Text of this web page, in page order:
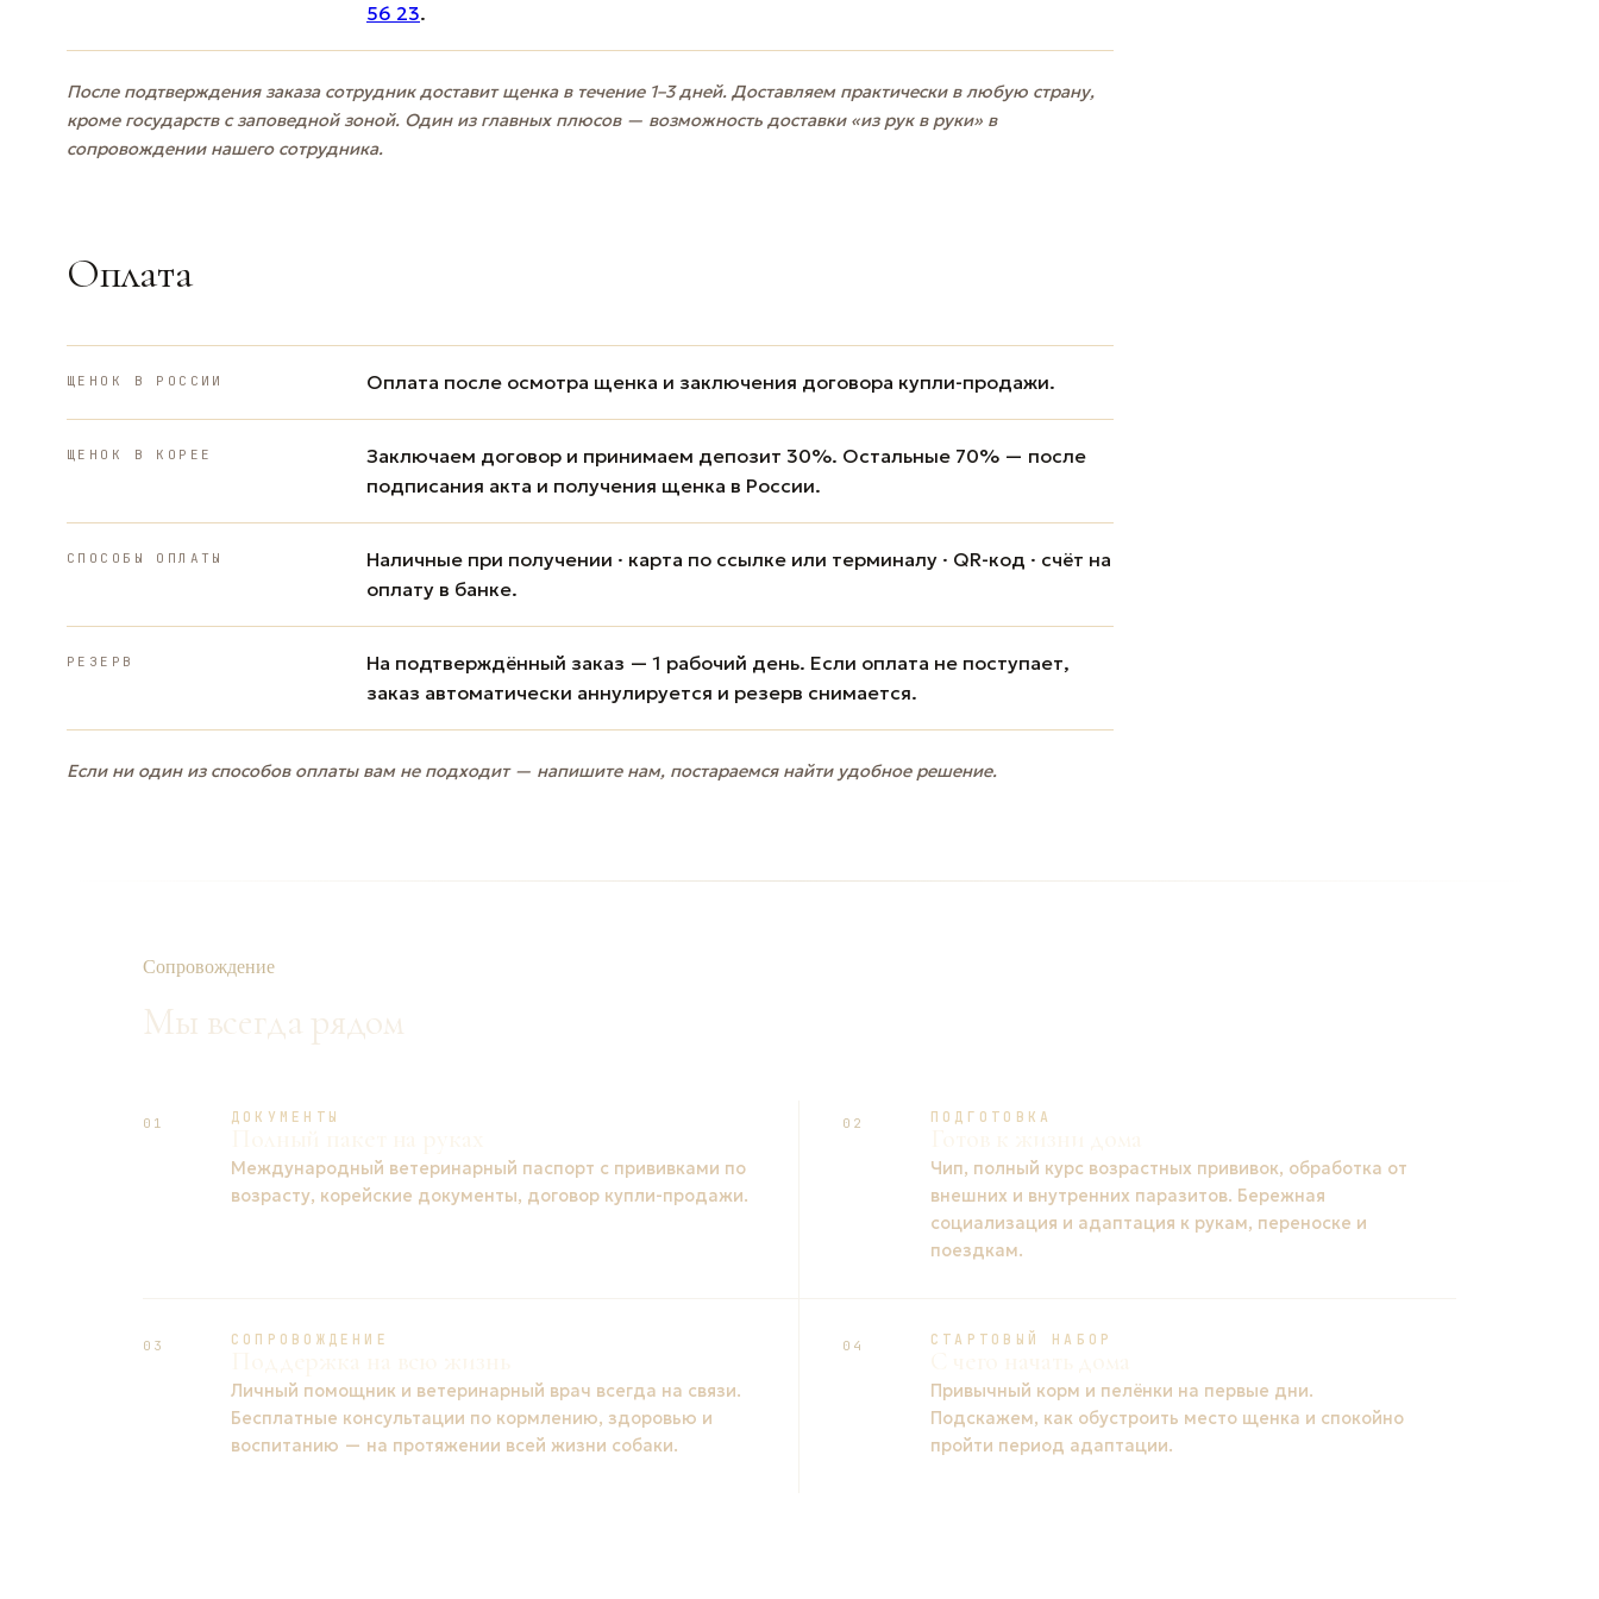
56 23.
После подтверждения заказа сотрудник доставит щенка в течение 1–3 дней. Доставляем практически в любую страну,
кроме государств с заповедной зоной. Один из главных плюсов — возможность доставки «из рук в руки» в
сопровождении нашего сотрудника.
Оплата
ЩЕНОК В РОССИИ Оплата после осмотра щенка и заключения договора купли-продажи.
ЩЕНОК В КОРЕЕ
Заключаем договор и принимаем депозит 30%. Остальные 70% — после
подписания акта и получения щенка в России.
СПОСОБЫ ОПЛАТЫ
Наличные при получении · карта по ссылке или терминалу · QR-код · счёт на
оплату в банке.
РЕЗЕРВ
На подтверждённый заказ — 1 рабочий день. Если оплата не поступает,
заказ автоматически аннулируется и резерв снимается.
Если ни один из способов оплаты вам не подходит — напишите нам, постараемся найти удобное решение.
Сопровождение
Мы всегда рядом
01 ДОКУМЕНТЫ
Международный ветеринарный паспорт с прививками по
возрасту, корейские документы, договор купли-продажи.
02 ПОДГОТОВКА
Чип, полный курс возрастных прививок, обработка от
внешних и внутренних паразитов. Бережная
социализация и адаптация к рукам, переноске и
поездкам.
03 СОПРОВОЖДЕНИЕ
Личный помощник и ветеринарный врач всегда на связи.
Бесплатные консультации по кормлению, здоровью и
воспитанию — на протяжении всей жизни собаки.
04 СТАРТОВЫЙ НАБОР
Привычный корм и пелёнки на первые дни.
Подскажем, как обустроить место щенка и спокойно
пройти период адаптации.